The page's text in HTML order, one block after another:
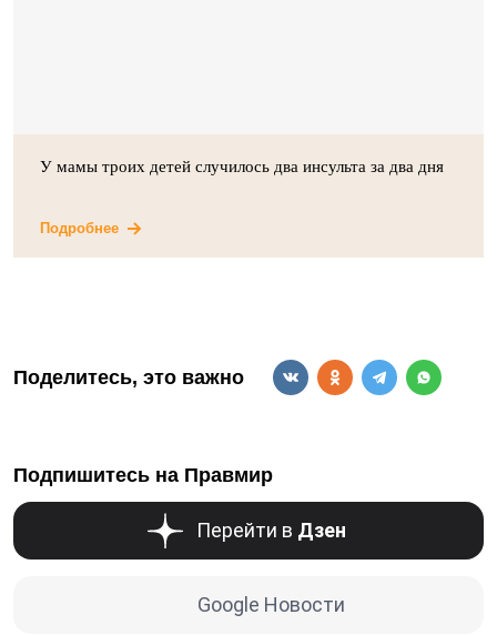
У мамы троих детей случилось два инсульта за два дня
Подробнее
Поделитесь, это важно
Подпишитесь на Правмир
Перейти в Дзен
Google Новости